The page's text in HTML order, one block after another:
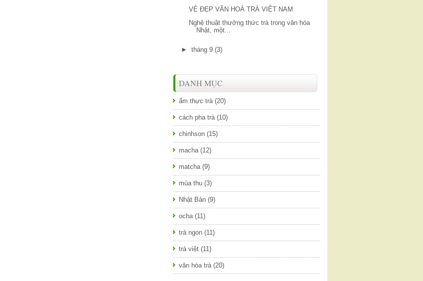
VẺ ĐẸP VĂN HOÁ TRÀ VIỆT NAM
Nghệ thuật thưởng thức trà trong văn hóa
Nhật, một...
► tháng 9 (3)
DANH MỤC
ẩm thực trà (20)
cách pha trà (10)
chinhson (15)
macha (12)
matcha (9)
mùa thu (3)
Nhật Bản (9)
ocha (11)
trà ngon (11)
trà việt (11)
văn hóa trà (20)